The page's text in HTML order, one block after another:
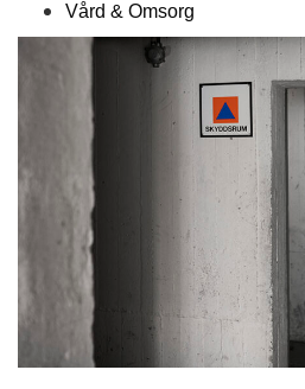
Vård & Omsorg